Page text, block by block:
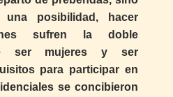
posibilidad, hacer
sufren la doble
ser mujeres y ser
para participar en
se concibieron